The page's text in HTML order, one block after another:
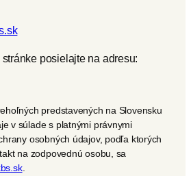
posielajte na adresu:
predstavených na Slovensku
v súlade s platnými právnymi
osobných údajov, podľa ktorých
na zodpovednú osobu, sa
.